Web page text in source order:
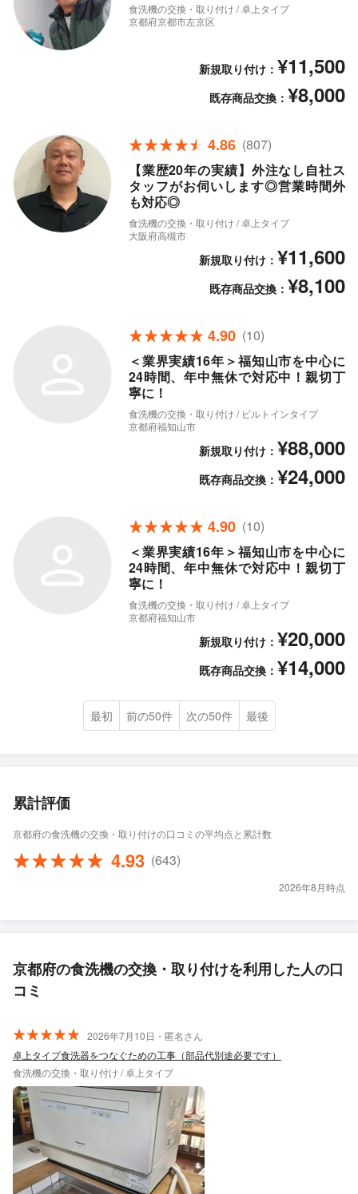
食洗機の交換・取り付け / 卓上タイプ
京都府京都市左京区
新規取り付け： ¥11,500
既存商品交換： ¥8,000
4.86 (807)
【業歴20年の実績】外注なし自社ス
タッフがお伺いします◎営業時間外
も対応◎
食洗機の交換・取り付け / 卓上タイプ
大阪府高槻市
新規取り付け： ¥11,600
既存商品交換： ¥8,100
4.90 (10)
＜業界実績16年＞福知山市を中心に
24時間、年中無休で対応中！親切丁
寧に！
食洗機の交換・取り付け / ビルトインタイプ
京都府福知山市
新規取り付け： ¥88,000
既存商品交換： ¥24,000
4.90 (10)
＜業界実績16年＞福知山市を中心に
24時間、年中無休で対応中！親切丁
寧に！
食洗機の交換・取り付け / 卓上タイプ
京都府福知山市
新規取り付け： ¥20,000
既存商品交換： ¥14,000
最初 前の50件 次の50件 最後
累計評価
京都府の食洗機の交換・取り付けの口コミの平均点と累計数
4.93 (643)
2026年8月時点
京都府の食洗機の交換・取り付けを利用した人の口
コミ
2026年7月10日・匿名さん
卓上タイプ食洗器をつなぐための工事（部品代別途必要です）
食洗機の交換・取り付け / 卓上タイプ